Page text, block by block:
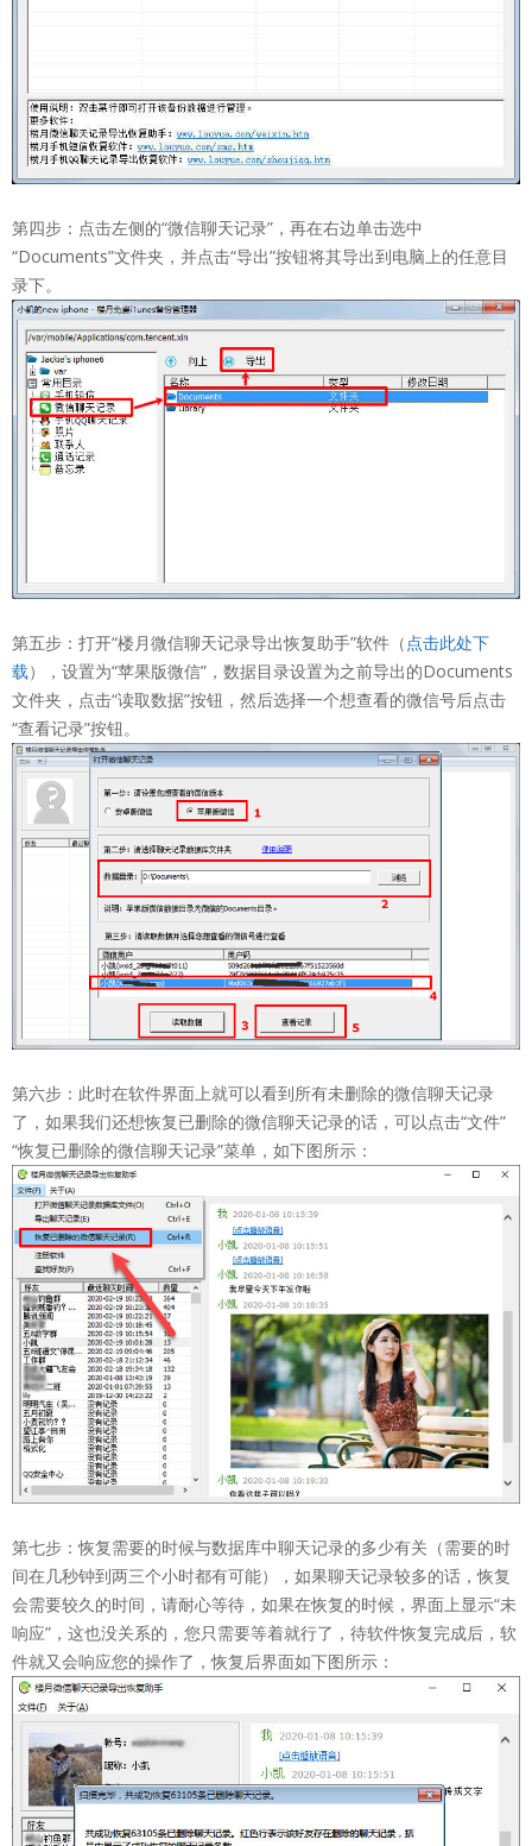
第四步：点击左侧的“微信聊天记录”，再在右边单击选中
“Documents”文件夹，并点击“导出”按钮将其导出到电脑上的任意目
录下。
第五步：打开“楼月微信聊天记录导出恢复助手”软件（点击此处下
载），设置为“苹果版微信”，数据目录设置为之前导出的Documents
文件夹，点击“读取数据”按钮，然后选择一个想查看的微信号后点击
“查看记录”按钮。
第六步：此时在软件界面上就可以看到所有未删除的微信聊天记录
了，如果我们还想恢复已删除的微信聊天记录的话，可以点击“文件”
“恢复已删除的微信聊天记录”菜单，如下图所示：
第七步：恢复需要的时候与数据库中聊天记录的多少有关（需要的时
间在几秒钟到两三个小时都有可能），如果聊天记录较多的话，恢复
会需要较久的时间，请耐心等待，如果在恢复的时候，界面上显示“未
响应”，这也没关系的，您只需要等着就行了，待软件恢复完成后，软
件就又会响应您的操作了，恢复后界面如下图所示：